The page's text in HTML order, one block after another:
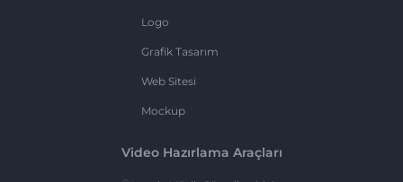
Logo
Grafik Tasarım
Web Sitesi
Mockup
Video Hazırlama Araçları